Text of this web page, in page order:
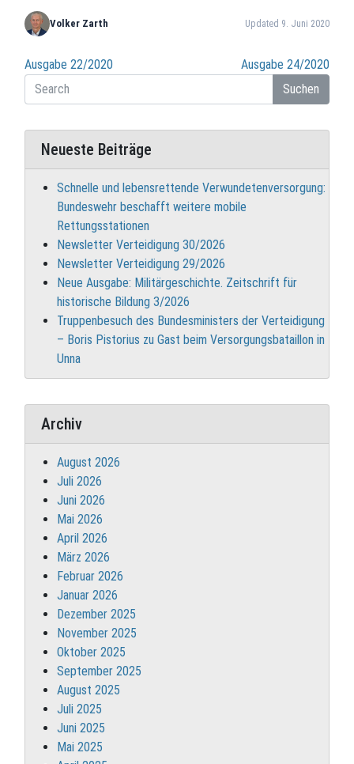
Volker Zarth Updated 9. Juni 2020
Beitragsnavigation
Ausgabe 22/2020
Ausgabe 24/2020
Suchen
Neueste Beiträge
Schnelle und lebensrettende Verwundetenversorgung:
Bundeswehr beschafft weitere mobile
Rettungsstationen
Newsletter Verteidigung 30/2026
Newsletter Verteidigung 29/2026
Neue Ausgabe: Militärgeschichte. Zeitschrift für
historische Bildung 3/2026
Truppenbesuch des Bundesministers der Verteidigung
– Boris Pistorius zu Gast beim Versorgungsbataillon in
Unna
Archiv
August 2026
Juli 2026
Juni 2026
Mai 2026
April 2026
März 2026
Februar 2026
Januar 2026
Dezember 2025
November 2025
Oktober 2025
September 2025
August 2025
Juli 2025
Juni 2025
Mai 2025